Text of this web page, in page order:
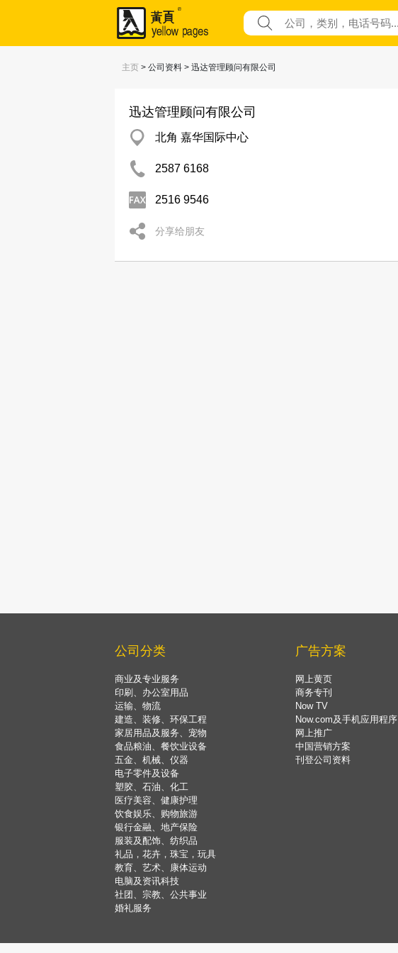
主页 > 公司资料 > 迅达管理顾问有限公司
迅达管理顾问有限公司
北角 嘉华国际中心
2587 6168
2516 9546
分享给朋友
公司分类
商业及专业服务
印刷、办公室用品
运输、物流
建造、装修、环保工程
家居用品及服务、宠物
食品粮油、餐饮业设备
五金、机械、仪器
电子零件及设备
塑胶、石油、化工
医疗美容、健康护理
饮食娱乐、购物旅游
银行金融、地产保险
服装及配饰、纺织品
礼品，花卉，珠宝，玩具
教育、艺术、康体运动
电脑及资讯科技
社团、宗教、公共事业
婚礼服务
广告方案
网上黄页
商务专刊
Now TV
Now.com及手机应用程序
网上推广
中国营销方案
刊登公司资料